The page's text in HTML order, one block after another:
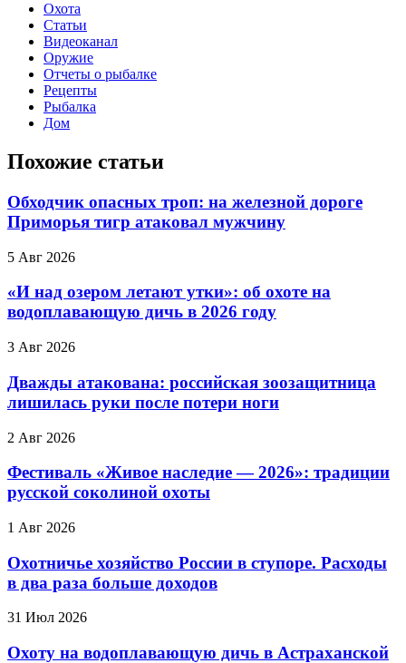
Охота
Статьи
Видеоканал
Оружие
Отчеты о рыбалке
Рецепты
Рыбалка
Дом
Похожие статьи
Обходчик опасных троп: на железной дороге
Приморья тигр атаковал мужчину
5 Авг 2026
«И над озером летают утки»: об охоте на
водоплавающую дичь в 2026 году
3 Авг 2026
Дважды атакована: российская зоозащитница
лишилась руки после потери ноги
2 Авг 2026
Фестиваль «Живое наследие — 2026»: традиции
русской соколиной охоты
1 Авг 2026
Охотничье хозяйство России в ступоре. Расходы
в два раза больше доходов
31 Июл 2026
Охоту на водоплавающую дичь в Астраханской